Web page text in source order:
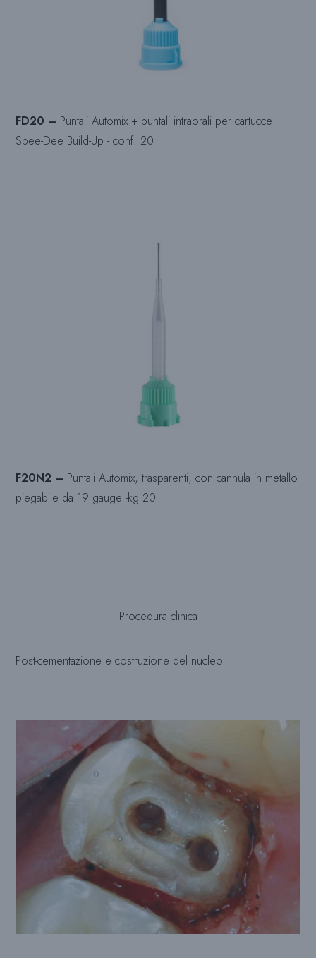
FD20 – Puntali Automix + puntali intraorali per cartucce
Spee-Dee Build-Up - conf. 20
F20N2 – Puntali Automix, trasparenti, con cannula in metallo
piegabile da 19 gauge -kg 20
Procedura clinica
Post-cementazione e costruzione del nucleo